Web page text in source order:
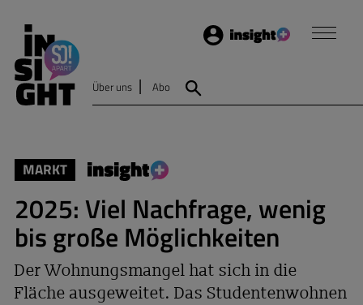
Login
Über uns Abo
MARKT
2025: Viel Nachfrage, wenig
bis große Möglichkeiten
Der Wohnungsmangel hat sich in die
Fläche ausgeweitet. Das Studentenwohnen